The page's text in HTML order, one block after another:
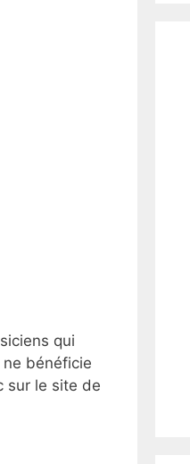
qui
bénéficie
sur le site de